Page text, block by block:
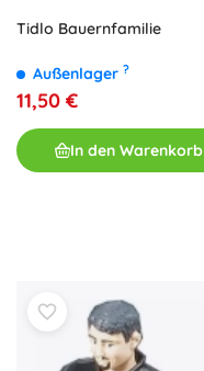
Tidlo Bauernfamilie
Außenlager ?
11,50 €
In den Warenkorb